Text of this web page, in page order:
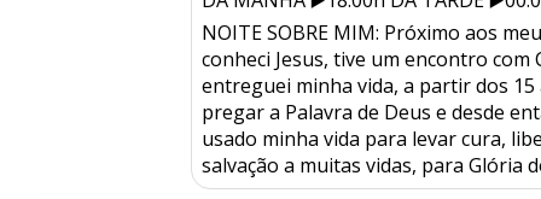
NOITE SOBRE MIM: Próximo aos
conheci Jesus, tive um encontro com
entreguei minha vida, a partir dos 15
pregar a Palavra de Deus e desde
usado minha vida para levar cura,
salvação a muitas vidas, para Glória